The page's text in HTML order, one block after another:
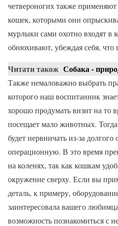
четвероногих также
кошек, которыми они
мурлыки сами охотно входят в
обнюхивают, убеждая себя, что
Читати також Собака -
Также немаловажно выбрать
которого наш воспитанник
хорошо продумать визит на то
посещает мало животных.
будет нервничать из-за
операционную. В это время
на коленях, так как кошкам
окружение сверху. Если вы
деталь, к примеру,
заинтересовала вашего
возможность познакомиться с